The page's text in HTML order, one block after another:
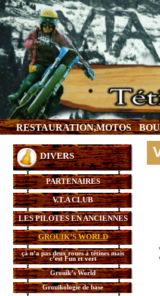
RESTAURATION,MOTOS
DIVERS
PARTENAIRES
V.T.A CLUB
LES PILOTES EN ANCIENNES
GROUIK’S WORLD
çà n’a pas deux roues à tétines mais
c’est Fun et vert
Grouik’s World
Grouikologie de base